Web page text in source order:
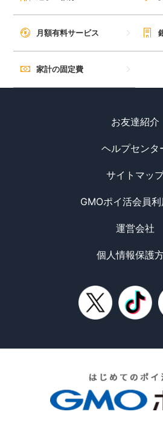
月額有料サービス
家計の固定費
お友達紹介
ヘルプセンタ
サイトマッ
GMOポイ活会員
運営会社
個人情報保護